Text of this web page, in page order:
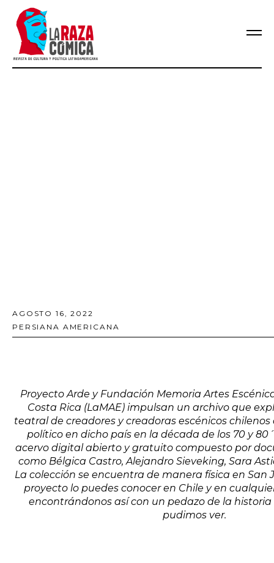
AGOSTO 16, 2022
PERSIANA AMERICANA
Proyecto Arde y Fundación Memoria Artes
Costa Rica (LaMAE) impulsan un archivo que
teatral de creadores y creadoras escénicos chilenos
político en dicho país en la década de los 70 y
acervo digital abierto y gratuito compuesto por
como Bélgica Castro, Alejandro Sieveking, Sara
La colección se encuentra de manera física en San
proyecto lo puedes conocer en Chile y en
encontrándonos así con un pedazo de la
pudimos ver.